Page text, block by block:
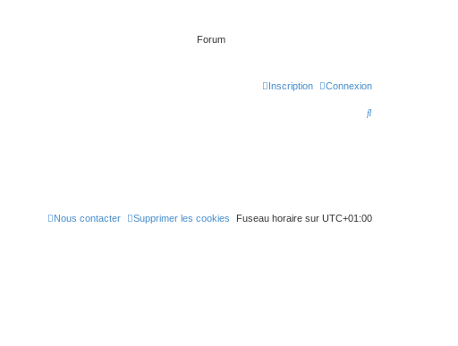
Forum
Connexion
Inscription
R
r
Fuseau horaire sur UTC+01:00
Supprimer les cookies
Nous contacter